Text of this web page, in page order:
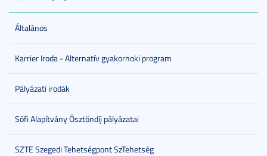
Általános
Karrier Iroda - Alternatív gyakornoki program
Pályázati irodák
Sófi Alapítvány Ösztöndíj pályázatai
SZTE Szegedi Tehetségpont SzTehetség